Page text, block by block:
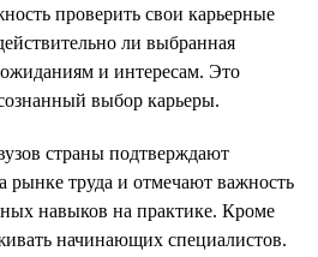
проверить свои карьерные
ли выбранная
ожиданиям и интересам. Это
выбор карьеры.
страны подтверждают
рынке труда и отмечают важность
навыков на практике. Кроме
начинающих специалистов.